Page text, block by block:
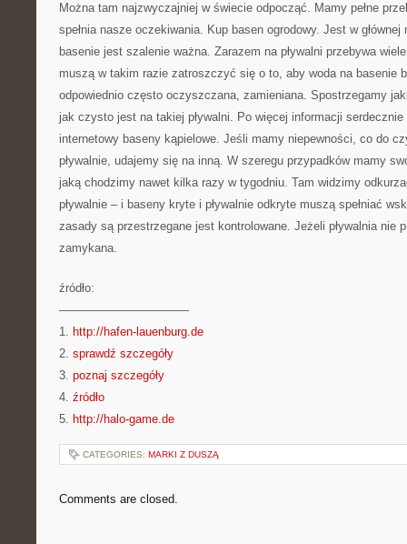
Można tam najzwyczajniej w świecie odpocząć. Mamy pełne
spełnia nasze oczekiwania. Kup basen ogrodowy. Jest w
basenie jest szalenie ważna. Zarazem na pływalni przebywa
muszą w takim razie zatroszczyć się o to, aby woda na basenie
odpowiednio często oczyszczana, zamieniana. Spostrzegamy
jak czysto jest na takiej pływalni. Po więcej informacji
internetowy baseny kąpielowe. Jeśli mamy niepewności, co do
pływalnie, udajemy się na inną. W szeregu przypadków mamy
jaką chodzimy nawet kilka razy w tygodniu. Tam widzimy
pływalnie – i baseny kryte i pływalnie odkryte muszą spełniać
zasady są przestrzegane jest kontrolowane. Jeżeli pływalnia nie
zamykana.
źródło:
———————————
1. http://hafen-lauenburg.de
2. sprawdź szczegóły
3. poznaj szczegóły
4. źródło
5. http://halo-game.de
CATEGORIES: MARKI Z DUSZĄ
Comments are closed.